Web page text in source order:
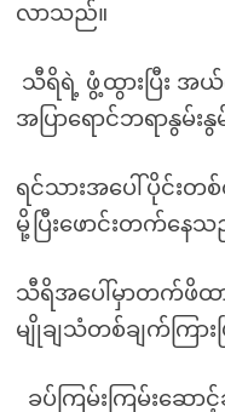
လာသည်။
သီရိရဲ့ ဖွံ့ထွားပြီး အ
အပြာရောင်ဘရာနွမ်း
ရင်သားအပေါ်ပိုင်းတ
မို့ပြီးဖောင်းတက်နေသ
သီရိအပေါ်မှာတက်ဖိထ
မျိုချသံတစ်ချက်ကြာ
ခပ်ကြမ်းကြမ်းဆေ